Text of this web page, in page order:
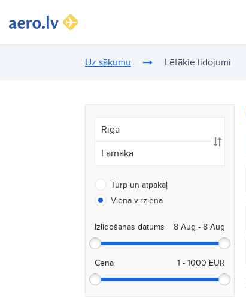
Uz sākumu Lētākie lidojumi
Turp un atpakaļ
Vienā virzienā
Izlidošanas datums
Cena